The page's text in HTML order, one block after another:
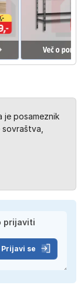
je posameznik
Prijavi se